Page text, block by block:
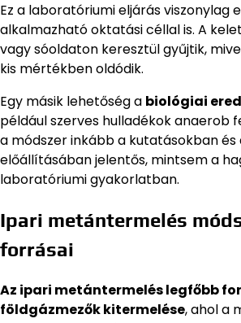
Ez a laboratóriumi eljárás viszonylag
alkalmazható oktatási céllal is. A
vagy sóoldaton keresztül gyűjtik,
kis mértékben oldódik.
Egy másik lehetőség a biológiai
például szerves hulladékok anaerob
a módszer inkább a kutatásokban és
előállításában jelentős, mintsem a
laboratóriumi gyakorlatban.
Ipari metántermelés
forrásai
Az ipari metántermelés legfőbb
földgázmezők kitermelése, ahol a